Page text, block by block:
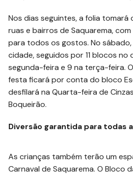
Nos dias seguintes, a folia tomará
ruas e bairros de Saquarema,
para todos os gostos. No
cidade, seguidos por 11 blocos no
segunda-feira e 9 na terça-feira.
festa ficará por conta do bloco
desfilará na Quarta-feira de
Boqueirão.
Diversão garantida para todas
As crianças também terão um
Carnaval de Saquarema. O Bloco